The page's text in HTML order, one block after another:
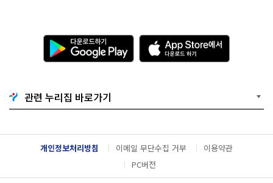
다
운
로
기
G
o
g
l
e
A
p
p
e
서
다
운
관련 누리집 바로가기
개인정보처리방침 이메일 무단수집 거부
이용약관
PC버전